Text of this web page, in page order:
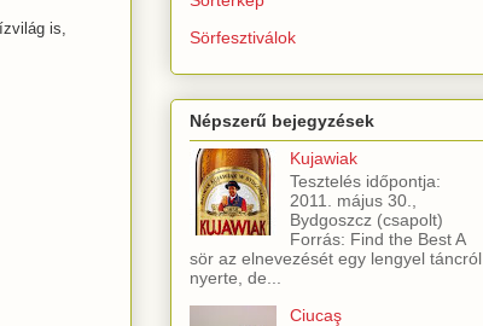
is,
Sörfesztiválok
Népszerű bejegyzések
Kujawiak
Tesztelés időpontja:
2011. május 30.,
Bydgoszcz (csapolt)
Forrás: Find the Best A
sör az elnevezését egy lengyel táncról
nyerte, de...
Ciucaş